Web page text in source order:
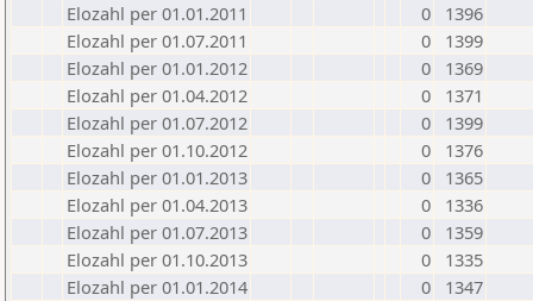
Elozahl per 01.01.2011
0
1396
Elozahl per 01.07.2011
0
1399
Elozahl per 01.01.2012
0
1369
Elozahl per 01.04.2012
0
1371
Elozahl per 01.07.2012
0
1399
Elozahl per 01.10.2012
0
1376
Elozahl per 01.01.2013
0
1365
Elozahl per 01.04.2013
0
1336
Elozahl per 01.07.2013
0
1359
Elozahl per 01.10.2013
0
1335
Elozahl per 01.01.2014
0
1347